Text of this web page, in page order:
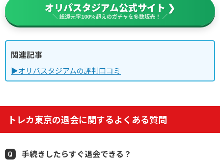
オリパスタジアム公式サイト ❯
＼ 総還元率100%超えのガチャを多数販売！ ／
関連記事
▶オリパスタジアムの評判口コミ
トレカ東京の退会に関するよくある質問
手続きしたらすぐ退会できる？